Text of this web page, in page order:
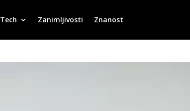
Tech Zanimljivosti Znanost